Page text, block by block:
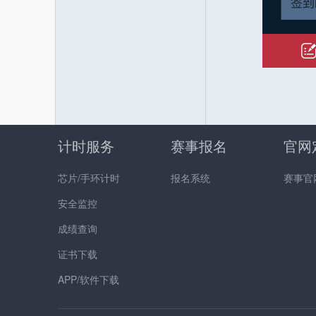
计时服务
芯片/手环计时
安全监控
成绩查询
证书下载
APP/软件下载
赛事报名
报名系统
官网
赛事